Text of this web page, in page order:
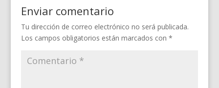
Enviar comentario
Tu dirección de correo electrónico no será publicada.
Los campos obligatorios están marcados con *